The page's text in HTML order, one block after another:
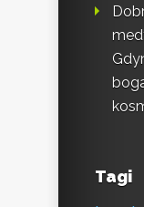
Tagi